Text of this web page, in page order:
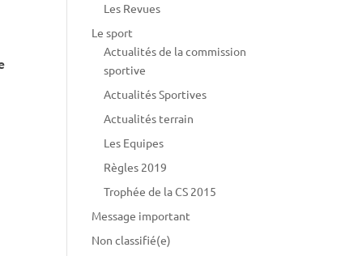
Les Revues
Le sport
Actualités de la commission
sportive
Actualités Sportives
Actualités terrain
Les Equipes
Règles 2019
Trophée de la CS 2015
Message important
Non classifié(e)